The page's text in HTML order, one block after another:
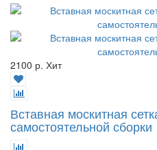
2100 р. Хит
Вставная москитная
самостоятельной сборки